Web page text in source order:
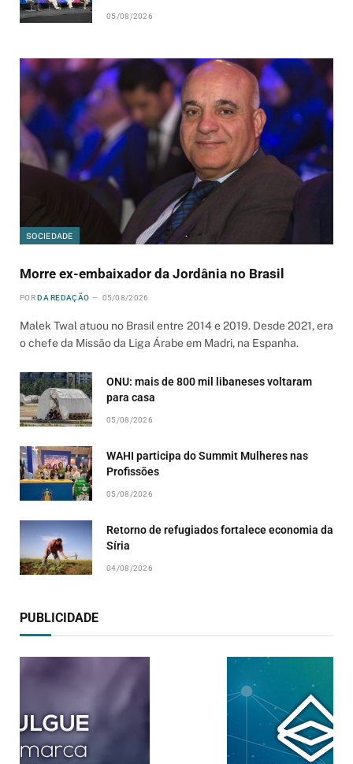
05/08/2026
SOCIEDADE
Morre ex-embaixador da Jordânia no Brasil
POR DA REDAÇÃO 05/08/2026
Malek Twal atuou no Brasil entre 2014 e 2019. Desde 2021, era
o chefe da Missão da Liga Árabe em Madri, na Espanha.
ONU: mais de 800 mil libaneses voltaram
para casa
05/08/2026
WAHI participa do Summit Mulheres nas
Profissões
05/08/2026
Retorno de refugiados fortalece economia da
Síria
04/08/2026
PUBLICIDADE